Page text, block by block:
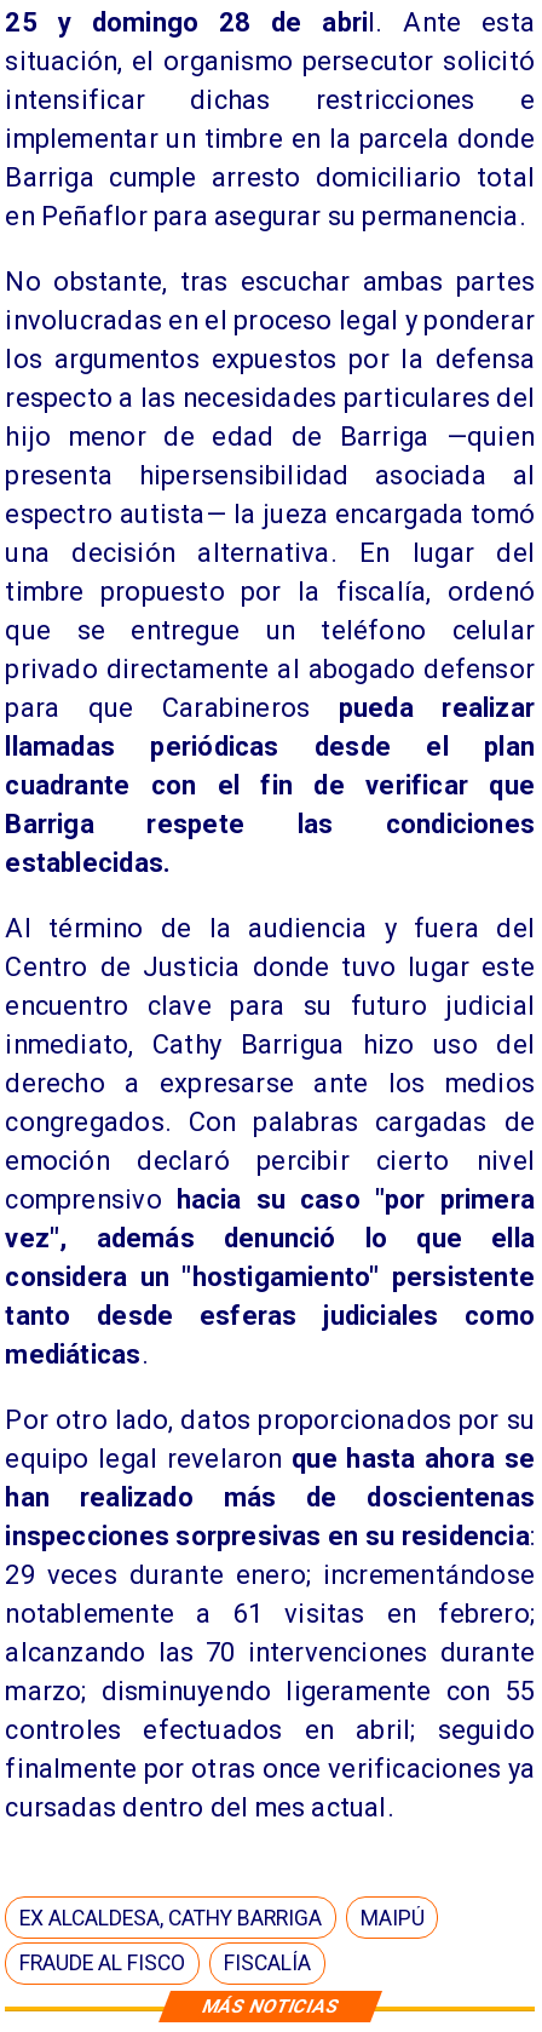
MÁS NOTICIAS
25 y domingo 28 de abril. Ante esta
situación, el organismo persecutor solicitó
intensificar dichas restricciones e
implementar un timbre en la parcela donde
Barriga cumple arresto domiciliario total
en Peñaflor para asegurar su permanencia.
No obstante, tras escuchar ambas partes
involucradas en el proceso legal y ponderar
los argumentos expuestos por la defensa
respecto a las necesidades particulares del
hijo menor de edad de Barriga —quien
presenta hipersensibilidad asociada al
espectro autista— la jueza encargada tomó
una decisión alternativa. En lugar del
timbre propuesto por la fiscalía, ordenó
que se entregue un teléfono celular
privado directamente al abogado defensor
para que Carabineros pueda realizar
llamadas periódicas desde el plan
cuadrante con el fin de verificar que
Barriga respete las condiciones
establecidas.
Al término de la audiencia y fuera del
Centro de Justicia donde tuvo lugar este
encuentro clave para su futuro judicial
inmediato, Cathy Barrigua hizo uso del
derecho a expresarse ante los medios
congregados. Con palabras cargadas de
emoción declaró percibir cierto nivel
comprensivo
hacia su caso "por primera
vez", además denunció lo que ella
considera un "hostigamiento" persistente
tanto desde esferas judiciales como
mediáticas.
Por otro lado, datos proporcionados por su
equipo legal revelaron que hasta ahora se
han realizado más de doscientenas
inspecciones sorpresivas en su residencia:
29 veces durante enero; incrementándose
notablemente a 61 visitas en febrero;
alcanzando las 70 intervenciones durante
marzo; disminuyendo ligeramente con 55
controles efectuados en abril; seguido
finalmente por otras once verificaciones ya
cursadas dentro del mes actual.
EX ALCALDESA, CATHY BARRIGA
MAIPÚ
FRAUDE AL FISCO
FISCALÍA